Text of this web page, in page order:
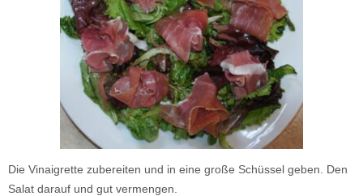
Die Vinaigrette zubereiten und in eine große Schüssel geben. Den
Salat darauf und gut vermengen.